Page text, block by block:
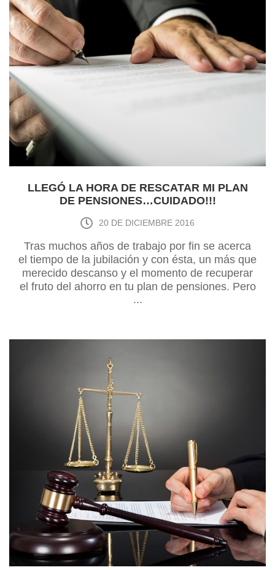
LLEGÓ LA HORA DE RESCATAR MI PLAN
DE PENSIONES…CUIDADO!!!
20 DE DICIEMBRE 2016
Tras muchos años de trabajo por fin se acerca
el tiempo de la jubilación y con ésta, un más que
merecido descanso y el momento de recuperar
el fruto del ahorro en tu plan de pensiones. Pero
cuidado, el rescate del plan de pensiones es
...